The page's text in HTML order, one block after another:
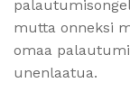
mutta onneksi
omaa
unenlaatua.